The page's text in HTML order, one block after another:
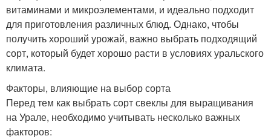
витаминами и микроэлементами, и идеально подходит
для приготовления различных блюд. Однако, чтобы
получить хороший урожай, важно выбрать подходящий
сорт, который будет хорошо расти в условиях уральского
климата.
Факторы, влияющие на выбор сорта
Перед тем как выбрать сорт свеклы для выращивания
на Урале, необходимо учитывать несколько важных
факторов: